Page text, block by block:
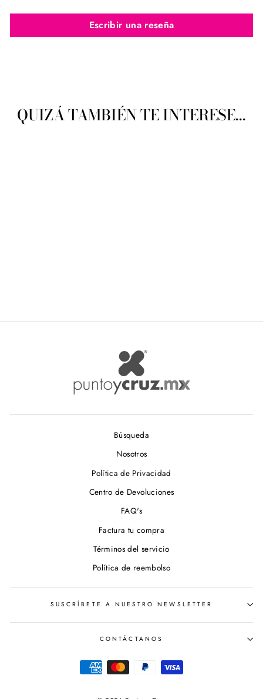
Escribir una reseña
QUIZÁ TAMBIÉN TE INTERESE...
Búsqueda
Nosotros
Política de Privacidad
Centro de Devoluciones
FAQ's
Factura tu compra
Términos del servicio
Política de reembolso
SUSCRÍBETE A NUESTRO NEWSLETTER
CONTÁCTANOS